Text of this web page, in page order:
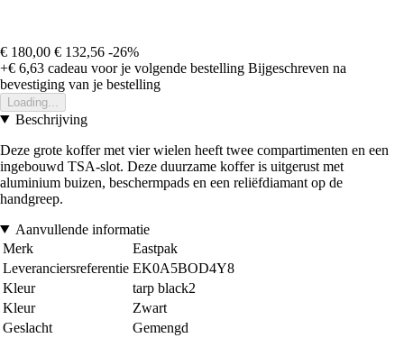
€ 180,00 € 132,56 -26%
+€ 6,63 cadeau voor je volgende bestelling Bijgeschreven na
bevestiging van je bestelling
Loading...
Beschrijving
Deze grote koffer met vier wielen heeft twee compartimenten en een
ingebouwd TSA-slot. Deze duurzame koffer is uitgerust met
aluminium buizen, beschermpads en een reliëfdiamant op de
handgreep.
Aanvullende informatie
Merk
Eastpak
Leveranciersreferentie EK0A5BOD4Y8
Kleur
tarp black2
Kleur
Zwart
Geslacht
Gemengd